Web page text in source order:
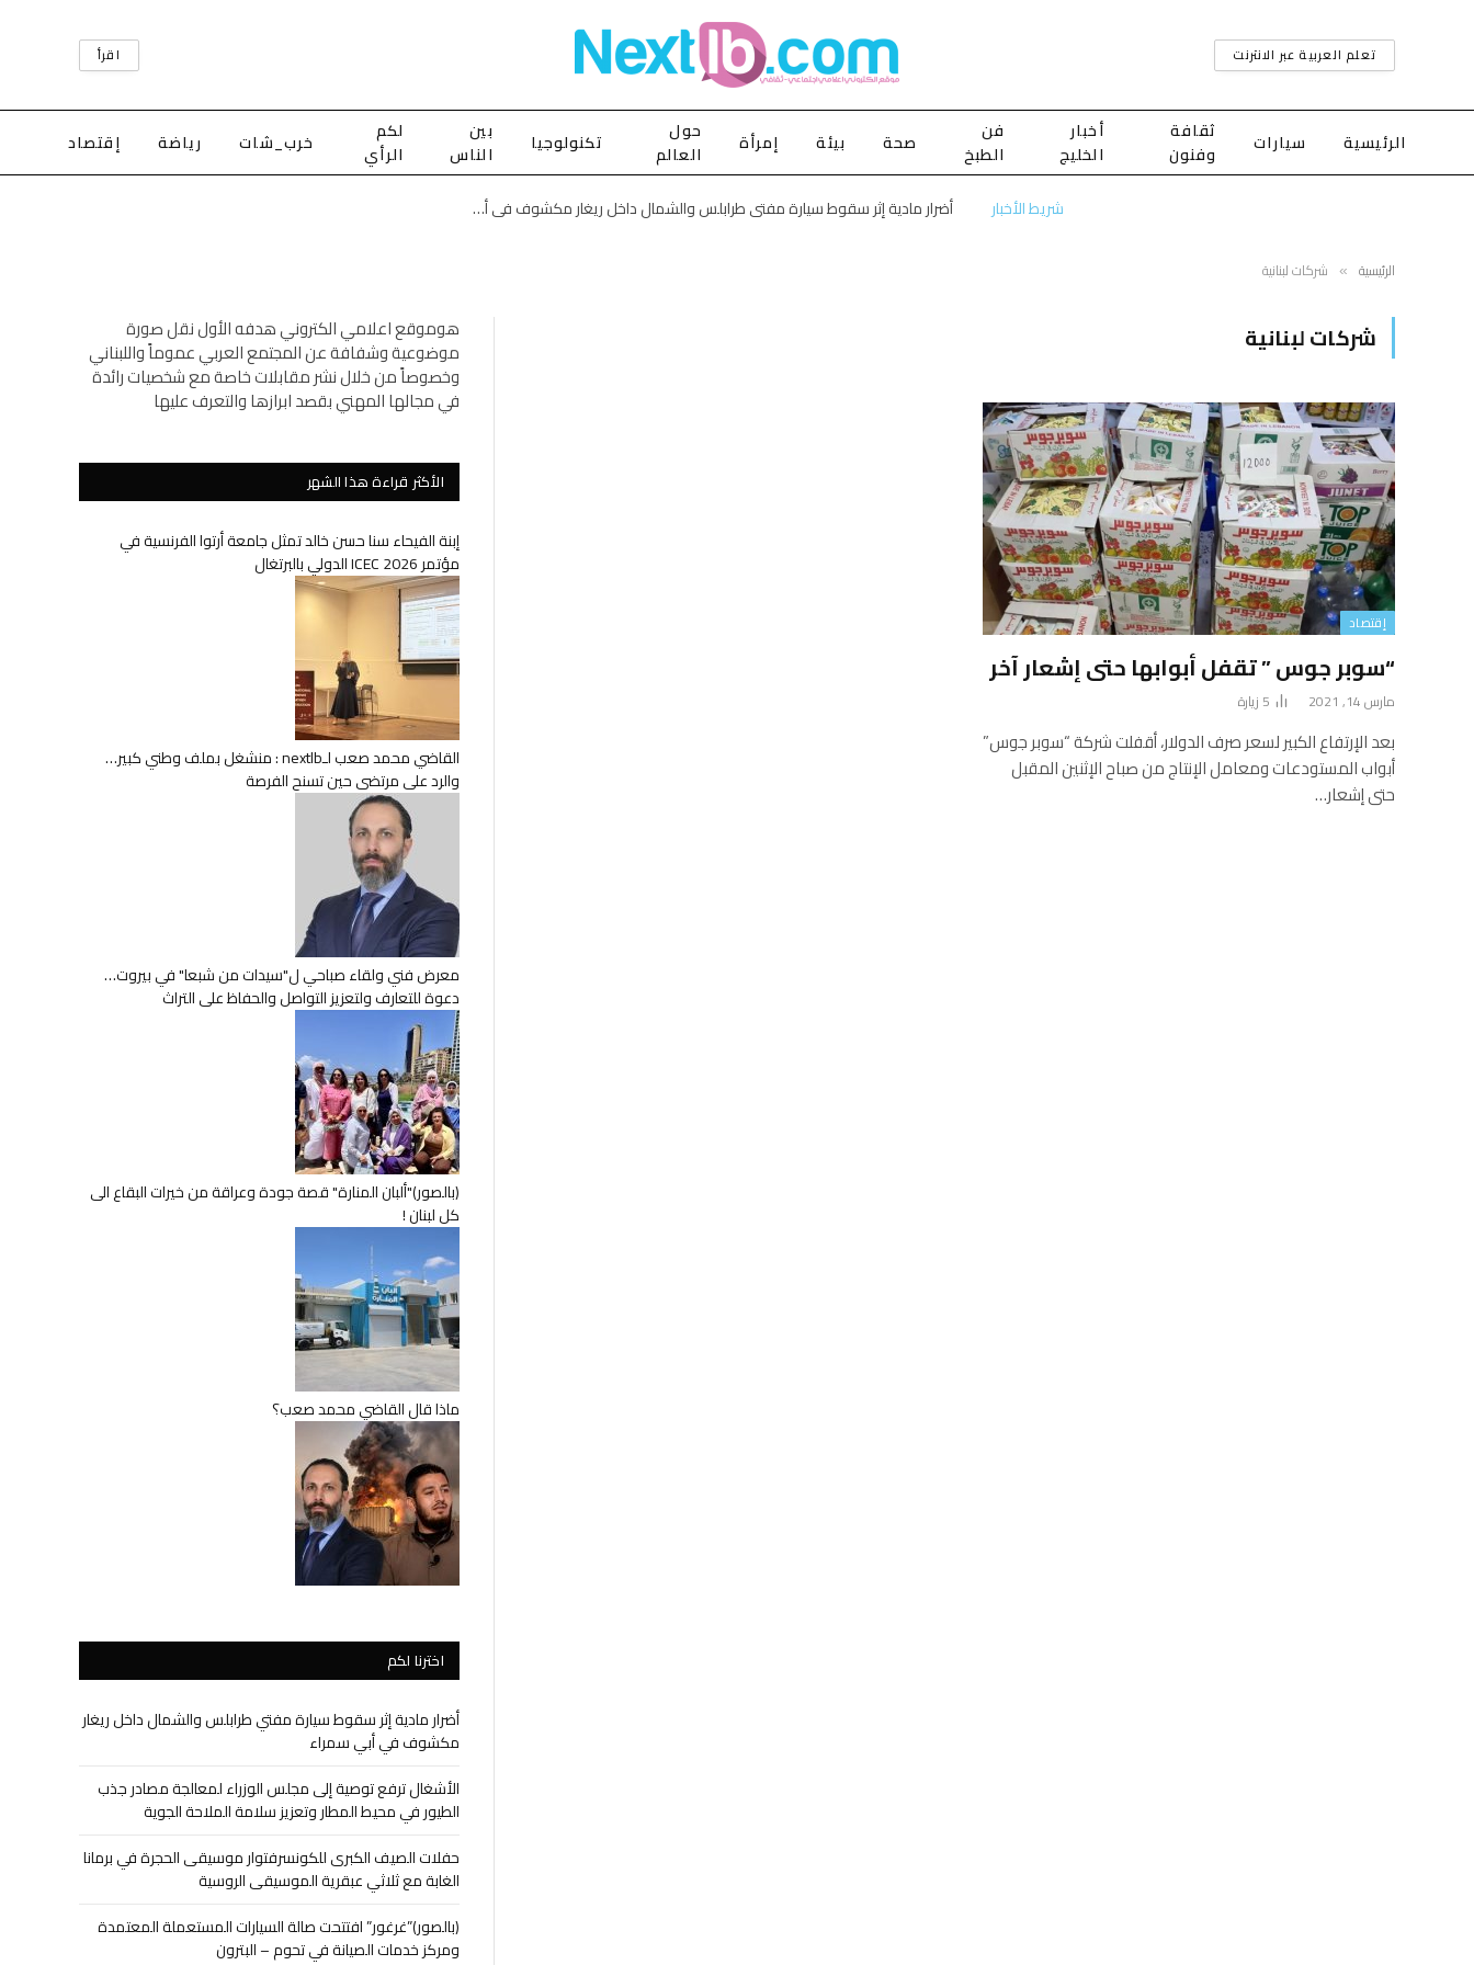
تعلم العربية عبر الانترنت اقرأ
الرئيسية سيارات
ثقافة
وفنون
أخبار
الخليج
فن
الطبخ
صحة بيئة إمرأة
حول
العالم
تكنولوجيا
بين
الناس
لكم
الرأي
خرب_شات رياضة إقتصاد
شريط الأخبار أضرار مادية إثر سقوط سيارة مفتي طرابلس والشمال داخل ريغار مكشوف في أبي سمراء
الرئيسية » شركات لبنانية
شركات لبنانية
إقتصاد
“سوبر جوس ” تقفل أبوابها حتى إشعار آخر
مارس 14, 2021 5 زيارة
بعد الإرتفاع الكبير لسعر صرف الدولار، أقفلت شركة “سوبر جوس”
أبواب المستودعات ومعامل الإنتاج من صباح الإثنين المقبل
حتى إشعار…
هوموقع اعلامي الكتروني هدفه الأول نقل صورة
موضوعية وشفافة عن المجتمع العربي عموماً واللبناني
وخصوصاً من خلال نشر مقابلات خاصة مع شخصيات رائدة
في مجالها المهني بقصد ابرازها والتعرف عليها
الأكثر قراءة هذا الشهر
إبنة الفيحاء سنا حسن خالد تمثل جامعة أرتوا الفرنسية في
مؤتمر ICEC 2026 الدولي بالبرتغال
القاضي محمد صعب لـnextlb : منشغل بملف وطني كبير…
والرد على مرتضى حين تسنح الفرصة
معرض فني ولقاء صباحي ل"سيدات من شبعا" في بيروت…
دعوة للتعارف ولتعزيز التواصل والحفاظ على التراث
(بالصور)"ألبان المنارة" قصة جودة وعراقة من خيرات البقاع الى
كل لبنان !
ماذا قال القاضي محمد صعب؟
اخترنا لكم
أضرار مادية إثر سقوط سيارة مفتي طرابلس والشمال داخل ريغار
مكشوف في أبي سمراء
الأشغال ترفع توصية إلى مجلس الوزراء لمعالجة مصادر جذب
الطيور في محيط المطار وتعزيز سلامة الملاحة الجوية
حفلات الصيف الكبرى للكونسرفتوار موسيقى الحجرة في برمانا
الغابة مع ثلاثي عبقرية الموسيقى الروسية
(بالصور)”غرغور” افتتحت صالة السيارات المستعملة المعتمدة
ومركز خدمات الصيانة في تحوم – البترون